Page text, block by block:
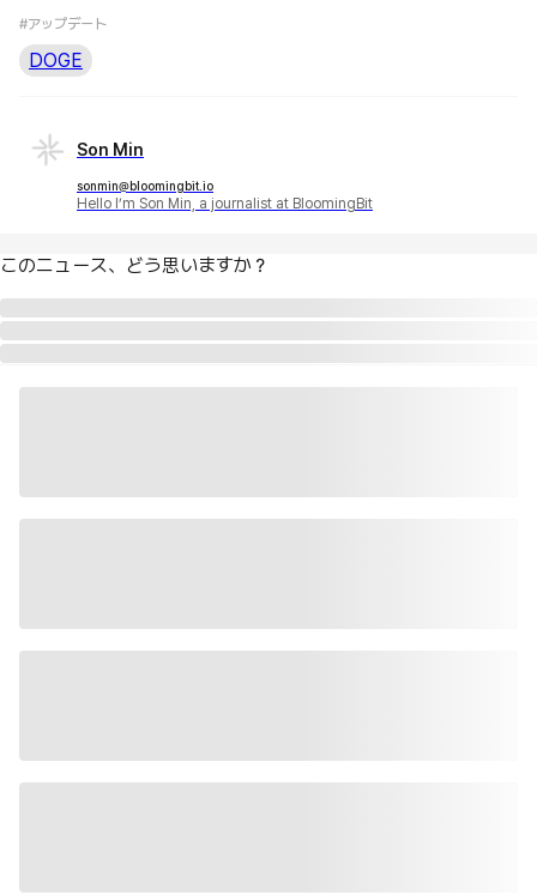
#アップデート
DOGE
Son Min
sonmin@bloomingbit.io
Hello I’m Son Min, a journalist at BloomingBit
このニュース、どう思いますか？